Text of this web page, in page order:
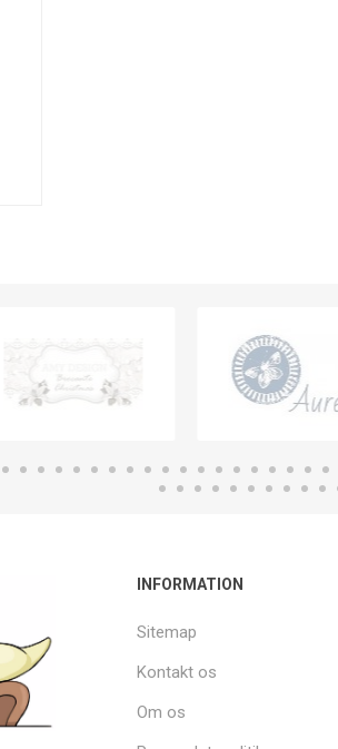
INFORMATION
Sitemap
Kontakt os
Om os